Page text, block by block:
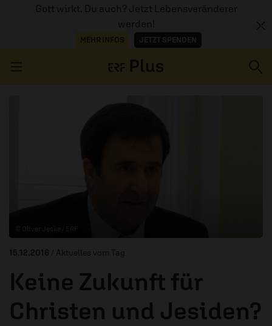
Gott wirkt. Du auch? Jetzt Lebensveränderer
werden!
MEHR INFOS JETZT SPENDEN
15.12.2016 / Aktuelles vom Tag
Keine Zukunft für
Christen und Jesiden?